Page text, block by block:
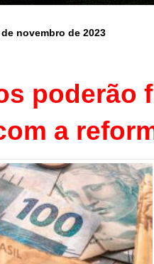
novembro de 2023
poderão
a